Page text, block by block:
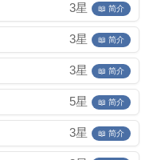
3星 📖 简介
3星 📖 简介
3星 📖 简介
5星 📖 简介
3星 📖 简介